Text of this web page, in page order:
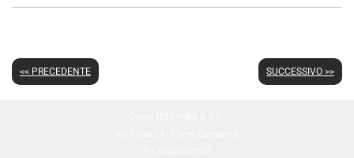
<< PRECEDENTE SUCCESSIVO >>